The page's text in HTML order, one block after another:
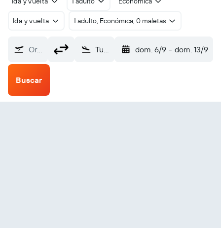
Ida y vuelta 1 adulto, Económica, 0 maletas
Origen Tumling Tar (TMI) dom. 6/9 - dom. 13/9
Buscar